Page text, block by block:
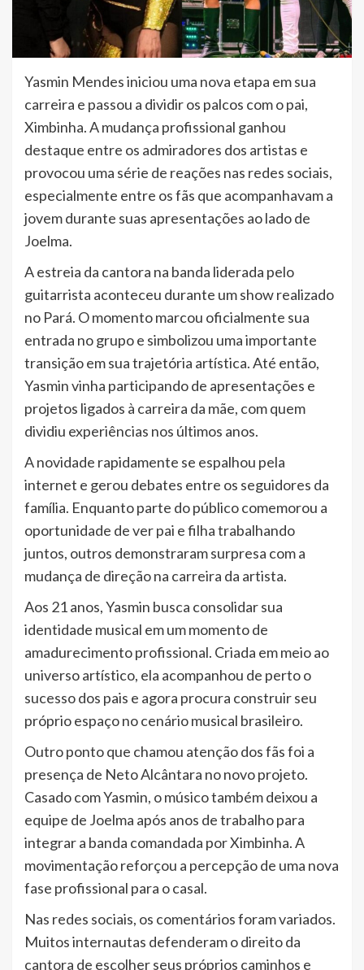
Yasmin Mendes iniciou uma nova etapa em sua
carreira e passou a dividir os palcos com o pai,
Ximbinha. A mudança profissional ganhou
destaque entre os admiradores dos artistas e
provocou uma série de reações nas redes sociais,
especialmente entre os fãs que acompanhavam a
jovem durante suas apresentações ao lado de
Joelma.
A estreia da cantora na banda liderada pelo
guitarrista aconteceu durante um show realizado
no Pará. O momento marcou oficialmente sua
entrada no grupo e simbolizou uma importante
transição em sua trajetória artística. Até então,
Yasmin vinha participando de apresentações e
projetos ligados à carreira da mãe, com quem
dividiu experiências nos últimos anos.
A novidade rapidamente se espalhou pela
internet e gerou debates entre os seguidores da
família. Enquanto parte do público comemorou a
oportunidade de ver pai e filha trabalhando
juntos, outros demonstraram surpresa com a
mudança de direção na carreira da artista.
Aos 21 anos, Yasmin busca consolidar sua
identidade musical em um momento de
amadurecimento profissional. Criada em meio ao
universo artístico, ela acompanhou de perto o
sucesso dos pais e agora procura construir seu
próprio espaço no cenário musical brasileiro.
Outro ponto que chamou atenção dos fãs foi a
presença de Neto Alcântara no novo projeto.
Casado com Yasmin, o músico também deixou a
equipe de Joelma após anos de trabalho para
integrar a banda comandada por Ximbinha. A
movimentação reforçou a percepção de uma nova
fase profissional para o casal.
Nas redes sociais, os comentários foram variados.
Muitos internautas defenderam o direito da
cantora de escolher seus próprios caminhos e